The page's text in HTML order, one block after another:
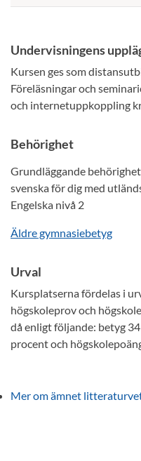
Undervisningens
Kursen ges som
Föreläsningar och
och internetuppkoppling
Behörighet
Grundläggande
svenska för dig med
Engelska nivå 2
Äldre gymnasiebetyg
Urval
Kursplatserna fördelas i
högskoleprov och
då enligt följande: betyg
procent och
Mer om ämnet